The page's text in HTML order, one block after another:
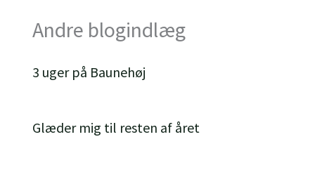
Andre blogindlæg
3 uger på Baunehøj
Glæder mig til resten af året